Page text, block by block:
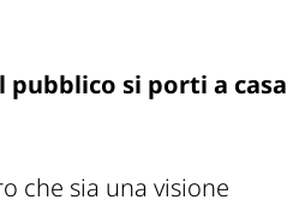
pubblico si porti a casa
che sia una visione